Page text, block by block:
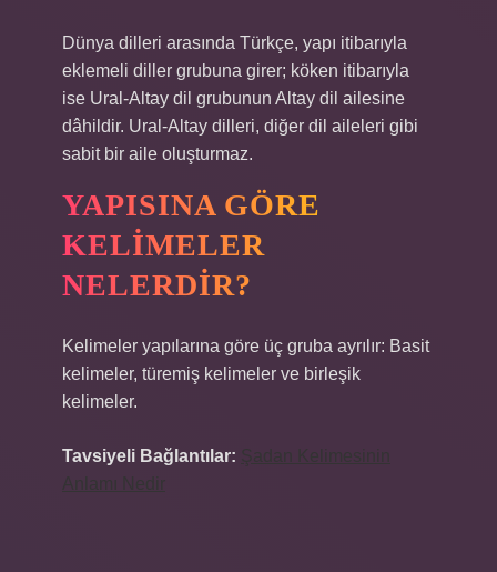
Dünya dilleri arasında Türkçe, yapı itibarıyla
eklemeli diller grubuna girer; köken itibarıyla
ise Ural-Altay dil grubunun Altay dil ailesine
dâhildir. Ural-Altay dilleri, diğer dil aileleri gibi
sabit bir aile oluşturmaz.
YAPISINA GÖRE
KELIMELER
NELERDIR?
Kelimeler yapılarına göre üç gruba ayrılır: Basit
kelimeler, türemiş kelimeler ve birleşik
kelimeler.
Tavsiyeli Bağlantılar: